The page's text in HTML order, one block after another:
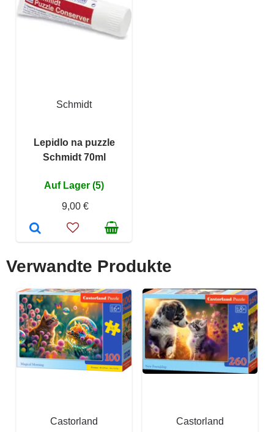
Schmidt
Lepidlo na puzzle
Schmidt 70ml
Auf Lager (5)
9,00 €
Verwandte Produkte
Castorland
Castorland